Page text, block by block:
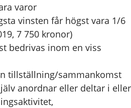
varor
vinsten får högst vara 1/6
7 750 kronor)
bedrivas inom en viss
tillställning/sammankomst
anordnar eller deltar i eller